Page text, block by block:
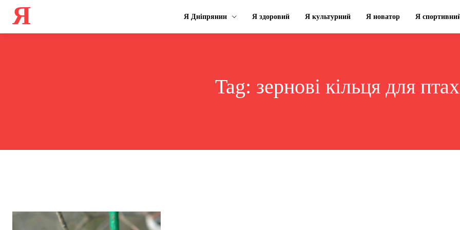
Я Я Дніпрянин Я здоровий Я культурний Я новатор Я
Tag: зернові кільця для